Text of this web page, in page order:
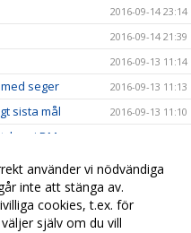
2016-09-14 23:14
2016-09-14 21:39
2016-09-13 11:14
seger 2016-09-13 11:13
sista mål 2016-09-13 11:10
i DM
2016-09-13 11:06
Wille 2016-09-13 11:04
2016-09-13 11:02
använder vi nödvändiga
inte att stänga av.
cookies, t.ex. för
själv om du vill